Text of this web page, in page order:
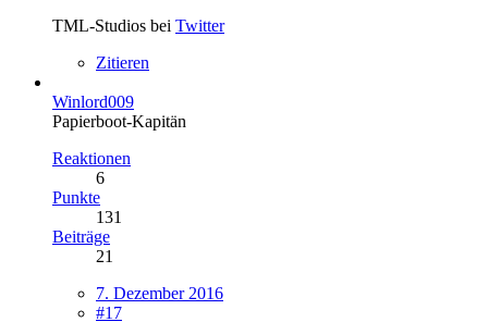
TML-Studios bei Twitter
Zitieren
Winlord009
Papierboot-Kapitän
Reaktionen
6
Punkte
131
Beiträge
21
7. Dezember 2016
#17